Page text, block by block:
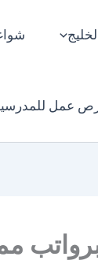
عمل